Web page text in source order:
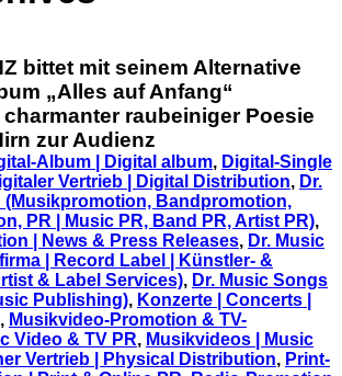
bittet mit seinem Alternative
„Alles auf Anfang“
raubeiniger Poesie
zur Audienz
Album | Digital album, Digital-Single
Vertrieb | Digital Distribution, Dr.
(Musikpromotion, Bandpromotion,
PR | Music PR, Band PR, Artist PR),
| News & Press Releases, Dr. Music
| Record Label | Künstler- &
& Label Services), Dr. Music Songs
Publishing), Konzerte | Concerts |
, Musikvideo-Promotion & TV-
Video & TV PR, Musikvideos | Music
Vertrieb | Physical Distribution, Print-